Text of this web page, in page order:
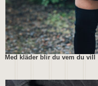
Med kläder blir du vem du vill